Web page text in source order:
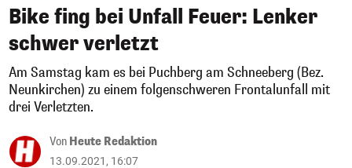
Bike fing bei Unfall Feuer: Lenker
schwer verletzt
Am Samstag kam es bei Puchberg am Schneeberg (Bez.
Neunkirchen) zu einem folgenschweren Frontalunfall mit
drei Verletzten.
Von Heute Redaktion
13.09.2021, 16:07